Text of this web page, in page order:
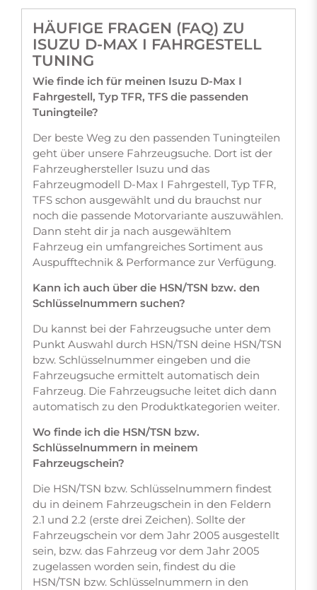
HÄUFIGE FRAGEN (FAQ) ZU
ISUZU D-MAX I FAHRGESTELL
TUNING
Wie finde ich für meinen Isuzu D-Max I
Fahrgestell, Typ TFR, TFS die passenden
Tuningteile?
Der beste Weg zu den passenden Tuningteilen
geht über unsere Fahrzeugsuche. Dort ist der
Fahrzeughersteller Isuzu und das
Fahrzeugmodell D-Max I Fahrgestell, Typ TFR,
TFS schon ausgewählt und du brauchst nur
noch die passende Motorvariante auszuwählen.
Dann steht dir ja nach ausgewähltem
Fahrzeug ein umfangreiches Sortiment aus
Auspufftechnik & Performance zur Verfügung.
Kann ich auch über die HSN/TSN bzw. den
Schlüsselnummern suchen?
Du kannst bei der Fahrzeugsuche unter dem
Punkt Auswahl durch HSN/TSN deine HSN/TSN
bzw. Schlüsselnummer eingeben und die
Fahrzeugsuche ermittelt automatisch dein
Fahrzeug. Die Fahrzeugsuche leitet dich dann
automatisch zu den Produktkategorien weiter.
Wo finde ich die HSN/TSN bzw.
Schlüsselnummern in meinem
Fahrzeugschein?
Die HSN/TSN bzw. Schlüsselnummern findest
du in deinem Fahrzeugschein in den Feldern
2.1 und 2.2 (erste drei Zeichen). Sollte der
Fahrzeugschein vor dem Jahr 2005 ausgestellt
sein, bzw. das Fahrzeug vor dem Jahr 2005
zugelassen worden sein, findest du die
HSN/TSN bzw. Schlüsselnummern in den